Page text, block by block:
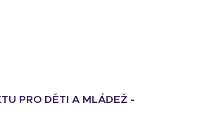
PRO DĚTI A MLÁDEŽ -